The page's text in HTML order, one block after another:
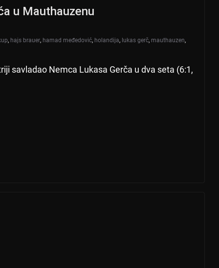
u Mauthauzenu
, hajs brauer, hamad međedović, holandija, lukas gerč, mauthauzen,
savladao Nemca Lukasa Gerča u dva seta (6:1,